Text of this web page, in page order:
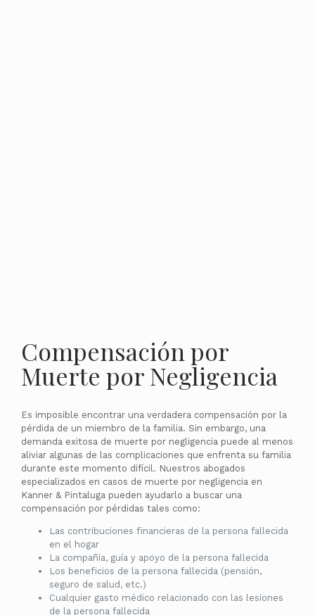
Compensación por
Muerte por Negligencia
Es imposible encontrar una verdadera compensación por la
pérdida de un miembro de la familia. Sin embargo, una
demanda exitosa de muerte por negligencia puede al menos
aliviar algunas de las complicaciones que enfrenta su familia
durante este momento difícil. Nuestros abogados
especializados en casos de muerte por negligencia en
Kanner & Pintaluga pueden ayudarlo a buscar una
compensación por pérdidas tales como:
Las contribuciones financieras de la persona fallecida
en el hogar
La compañía, guía y apoyo de la persona fallecida
Los beneficios de la persona fallecida (pensión,
seguro de salud, etc.)
Cualquier gasto médico relacionado con las lesiones
de la persona fallecida